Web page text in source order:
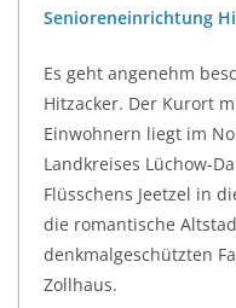
Senioreneinrichtung
Es geht angenehm
Hitzacker. Der Kurort
Einwohnern liegt im
Landkreises Lüchow-
Flüsschens Jeetzel in
die romantische
denkmalgeschützten
Zollhaus.